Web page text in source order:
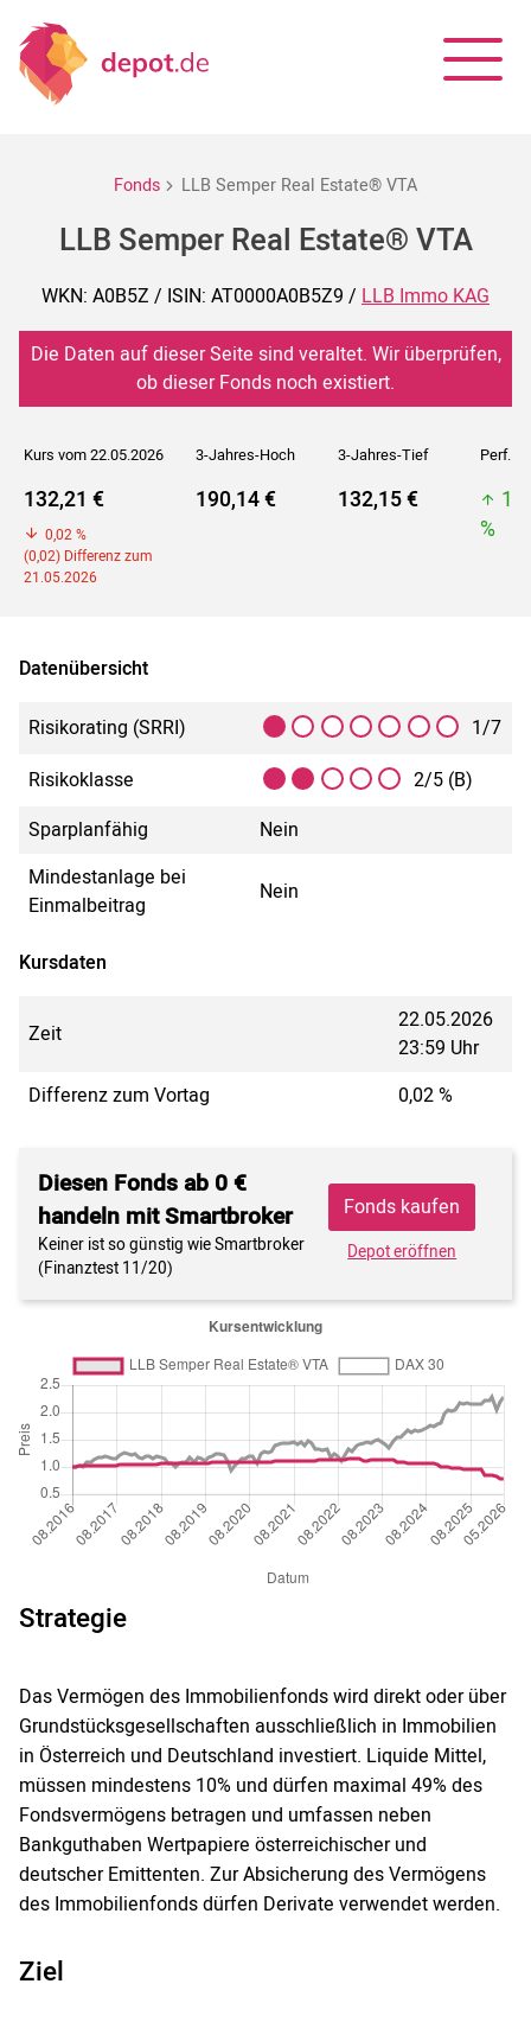
Fonds LLB Semper Real Estate® VTA
LLB Semper Real Estate® VTA
WKN: A0B5Z / ISIN: AT0000A0B5Z9 / LLB Immo KAG
Die Daten auf dieser Seite sind veraltet. Wir überprüfen,
ob dieser Fonds noch existiert.
Kurs vom 22.05.2026 3-Jahres-Hoch 3-Jahres-Tief Perf. 5J
132,21 €
0,02 %
(0,02) Differenz zum
21.05.2026
190,14 € 132,15 €
%
Datenübersicht
Risikorating (SRRI)
1/7
Risikoklasse
2/5 (B)
Sparplanfähig
Nein
Mindestanlage bei
Einmalbeitrag
Nein
Kursdaten
Zeit
22.05.2026
23:59 Uhr
Differenz zum Vortag
0,02 %
Diesen Fonds ab 0 €
handeln mit Smartbroker
Keiner ist so günstig wie Smartbroker
(Finanztest 11/20)
Fonds kaufen
Depot eröffnen
Strategie
Das Vermögen des Immobilienfonds wird direkt oder über
Grundstücksgesellschaften ausschließlich in Immobilien
in Österreich und Deutschland investiert. Liquide Mittel,
müssen mindestens 10% und dürfen maximal 49% des
Fondsvermögens betragen und umfassen neben
Bankguthaben Wertpapiere österreichischer und
deutscher Emittenten. Zur Absicherung des Vermögens
des Immobilienfonds dürfen Derivate verwendet werden.
Ziel